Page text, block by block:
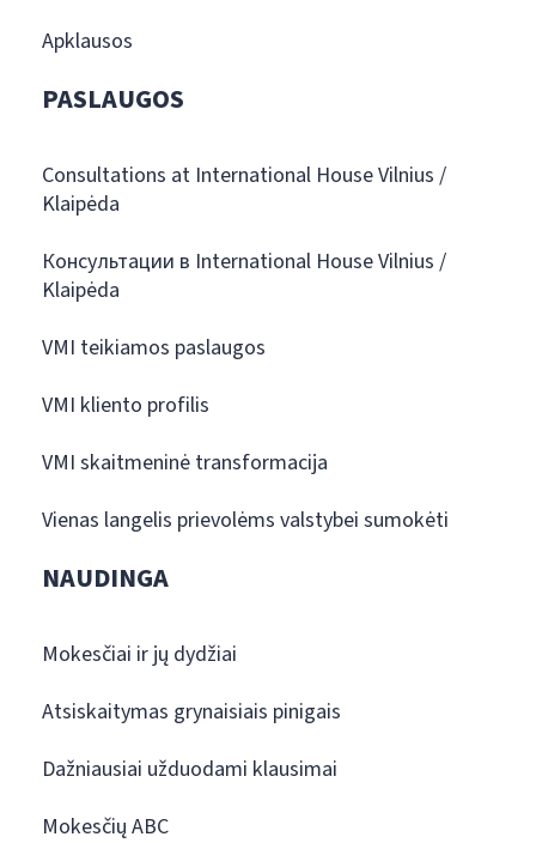
Apklausos
PASLAUGOS
Consultations at International House Vilnius /
Klaipėda
Консультации в International House Vilnius /
Klaipėda
VMI teikiamos paslaugos
VMI kliento profilis
VMI skaitmeninė transformacija
Vienas langelis prievolėms valstybei sumokėti
NAUDINGA
Mokesčiai ir jų dydžiai
Atsiskaitymas grynaisiais pinigais
Dažniausiai užduodami klausimai
Mokesčių ABC